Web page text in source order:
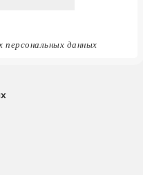
данных